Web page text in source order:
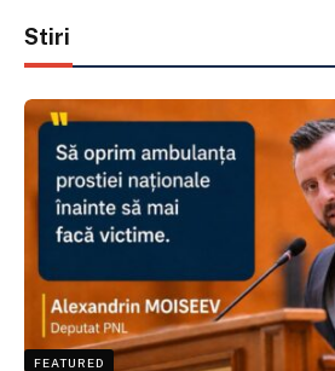
Stiri
FEATURED